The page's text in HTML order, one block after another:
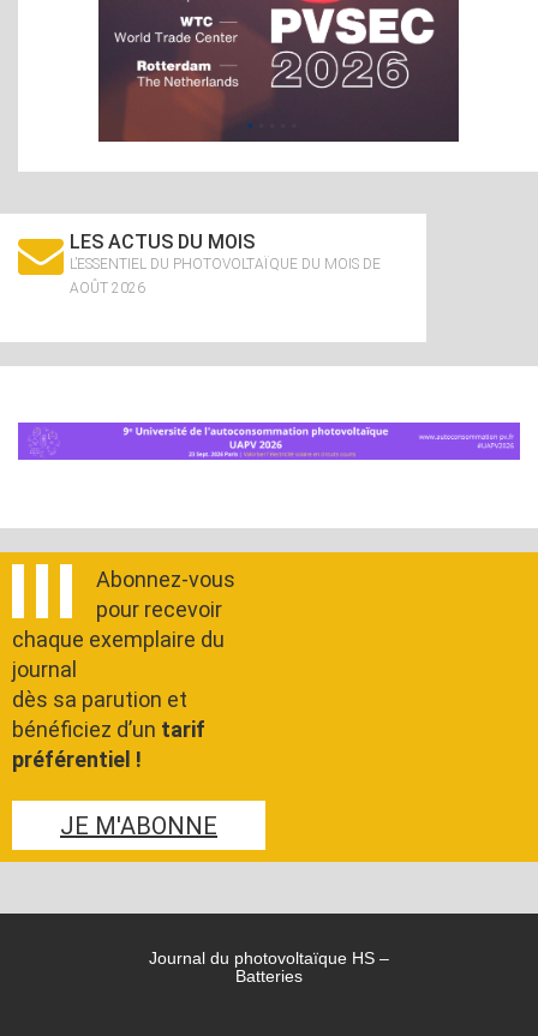
LES ACTUS DU MOIS
L’ESSENTIEL DU PHOTOVOLTAÏQUE DU MOIS DE
AOÛT 2026
Abonnez-vous
pour recevoir
chaque exemplaire du
journal
dès sa parution et
bénéficiez d’un tarif
préférentiel !
JE M'ABONNE
Journal du photovoltaïque HS –
Batteries